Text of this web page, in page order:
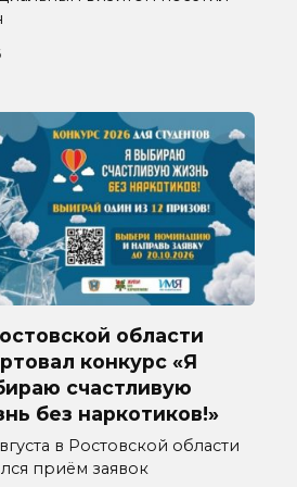
области
конкурс «Я
счастливую
без наркотиков!»
в Ростовской области
приём заявок